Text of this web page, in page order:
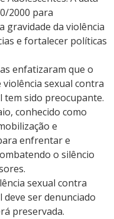
2000 para
gravidade da violência
e fortalecer políticas
enfatizaram que o
sexual contra
tem sido preocupante.
conhecido como
e
enfrentar e
o silêncio
sexual contra
deve ser denunciado
preservada.